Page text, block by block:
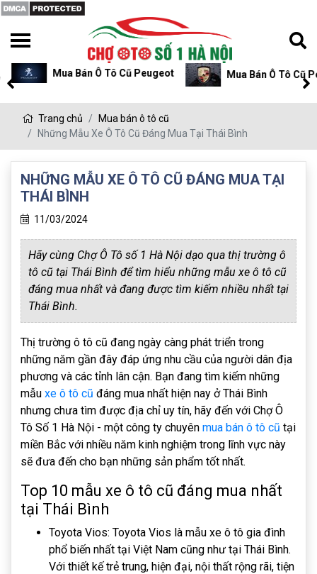
Mua Bán Ô Tô Cũ Peugeot Mua Bán Ô Tô Cũ
Trang chủ
Mua bán ô tô cũ
Những Mẫu Xe Ô Tô Cũ Đáng Mua Tại Thái Bình
NHỮNG MẪU XE Ô TÔ CŨ ĐÁNG MUA TẠI
THÁI BÌNH
11/03/2024
Hãy cùng Chợ Ô Tô số 1 Hà Nội dạo qua thị trường ô
tô cũ tại Thái Bình để tìm hiểu những mẫu xe ô tô cũ
đáng mua nhất và đang được tìm kiếm nhiều nhất tại
Thái Bình.
Thị trường ô tô cũ đang ngày càng phát triển trong
những năm gần đây đáp ứng nhu cầu của người dân địa
phương và các tỉnh lân cận. Bạn đang tìm kiếm những
mẫu xe ô tô cũ đáng mua nhất hiện nay ở Thái Bình
nhưng chưa tìm được địa chỉ uy tín, hãy đến với Chợ Ô
Tô Số 1 Hà Nội - một công ty chuyên mua bán ô tô cũ tại
miền Bắc với nhiều năm kinh nghiệm trong lĩnh vực này
sẽ đưa đến cho bạn những sản phẩm tốt nhất.
Top 10 mẫu xe ô tô cũ đáng mua nhất
tại Thái Bình
Toyota Vios: Toyota Vios là mẫu xe ô tô gia đình
phổ biến nhất tại Việt Nam cũng như tại Thái Bình.
Với thiết kế trẻ trung, hiện đại, nội thất rộng rãi, tiện